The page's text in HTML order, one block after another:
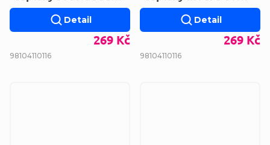
do zvonu
HY10391.LGREY
269 Kč
Detail
98104110116
zvonu HY10391.BLUE
269 Kč
Detail
98104110116